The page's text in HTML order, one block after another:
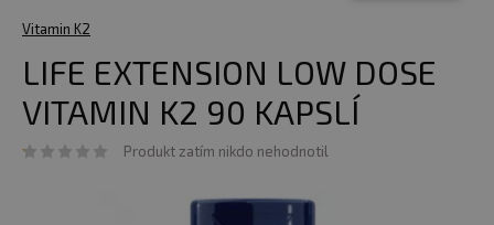
Vitamin K2
LIFE EXTENSION LOW DOSE
VITAMIN K2 90 KAPSLÍ
Produkt zatím nikdo nehodnotil